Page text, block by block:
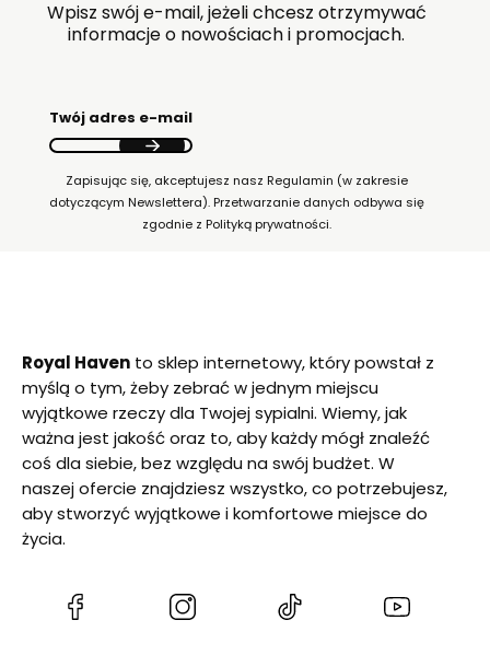
Wpisz swój e-mail, jeżeli chcesz otrzymywać
informacje o nowościach i promocjach.
Twój adres e-mail
Zapisując się, akceptujesz nasz Regulamin (w zakresie
dotyczącym Newslettera). Przetwarzanie danych odbywa się
zgodnie z Polityką prywatności.
Royal Haven to sklep internetowy, który powstał z
myślą o tym, żeby zebrać w jednym miejscu
wyjątkowe rzeczy dla Twojej sypialni. Wiemy, jak
ważna jest jakość oraz to, aby każdy mógł znaleźć
coś dla siebie, bez względu na swój budżet. W
naszej ofercie znajdziesz wszystko, co potrzebujesz,
aby stworzyć wyjątkowe i komfortowe miejsce do
życia.
(Otwiera
(Otwiera
(Otwiera